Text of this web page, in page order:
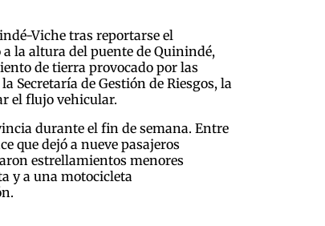
Viche tras reportarse el
la altura del puente de Quinindé,
de tierra provocado por las
Secretaría de Gestión de Riesgos, la
el flujo vehicular.
durante el fin de semana. Entre
que dejó a nueve pasajeros
estrellamientos menores
y a una motocicleta